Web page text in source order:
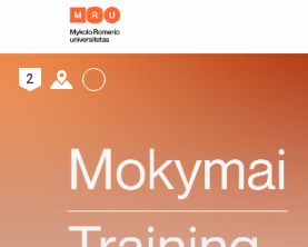
2